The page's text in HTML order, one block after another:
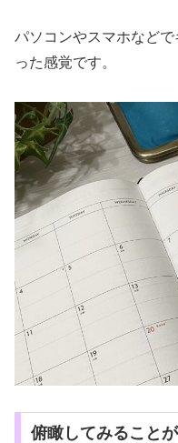
パソコンやスマホなど
った感覚です。
俯瞰してみること